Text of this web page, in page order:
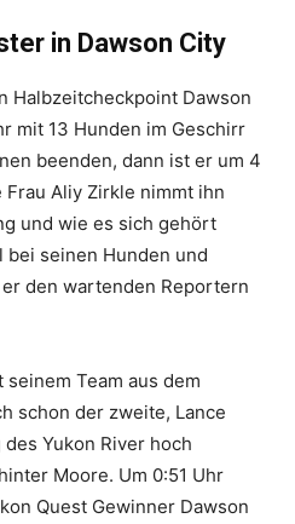
in Dawson City
Halbzeitcheckpoint Dawson
mit 13 Hunden im Geschirr
beenden, dann ist er um 4
Aliy Zirkle nimmt ihn
und wie es sich gehört
bei seinen Hunden und
den wartenden Reportern
Team aus dem
schon der zweite, Lance
Yukon River hoch
Moore. Um 0:51 Uhr
Quest Gewinner Dawson